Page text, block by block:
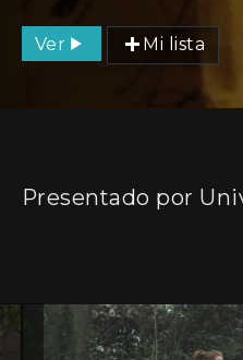
Ver Mi lista